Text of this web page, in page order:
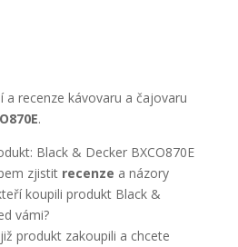
a recenze kávovaru a čajovaru
.
Black & Decker BXCO870E
zjistit recenze a názory
koupili produkt Black &
vámi?
produkt zakoupili a chcete